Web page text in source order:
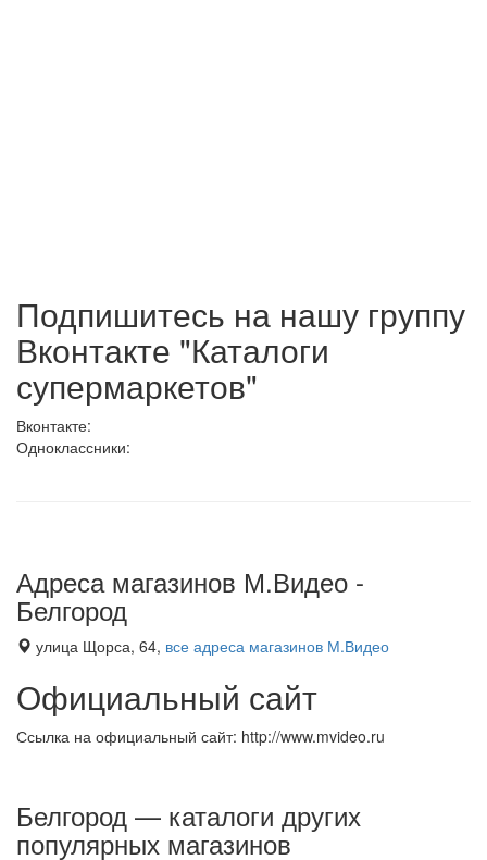
Подпишитесь на нашу группу
Вконтакте "Каталоги
супермаркетов"
Вконтакте:
Одноклассники:
Адреса магазинов М.Видео -
Белгород
улица Щорса, 64, все адреса магазинов М.Видео
Официальный сайт
Ссылка на официальный сайт: http://www.mvideo.ru
Белгород — каталоги других
популярных магазинов